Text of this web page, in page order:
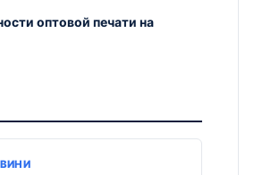
оптовой печати на